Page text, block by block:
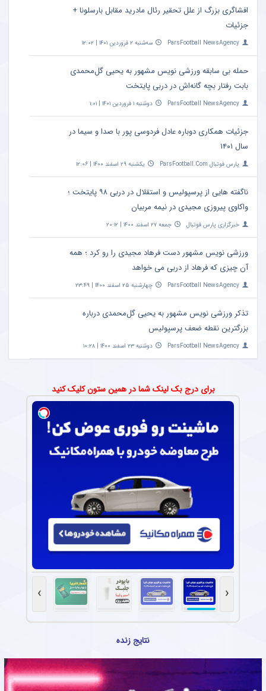
افشاگری بزرگ از علل تحقیر رئال مادرید مقابل بارسلونا +
جزئیات
ParsFootball NewsAgency سه‌شنبه ۲ فروردین ۱۴۰۱ | ۱۲:۰۲
حمله بی سابقه ورزشی نویس مشهور به یحیی گل‌محمدی
بابت رفتار بچه گانه‌اش در دربی پایتخت
ParsFootball NewsAgency دوشنبه ۱ فروردین ۱۴۰۱ | ۱:۰۱
جزئیات همکاری دوباره عادل فردوسی‌ پور با صدا و سیما در
سال ۱۴۰۱
پارس فوتبال ParsFootball.Com یکشنبه ۲۹ اسفند ۱۴۰۰ | ۱۲:۰۶
ناگفته هایی از پرسپولیس و استقلال در دربی ۹۸ پایتخت ؛
واکاوی پیروزی مجیدی در نیمه مربیان
خبرگزاری پارس فوتبال جمعه ۲۷ اسفند ۱۴۰۰ | ۲۰:۱۲
ورزشی نویس مشهور دست فرهاد مجیدی را رو کرد ؛ همه
آن چیزی که فرهاد از دربی می خواهد
ParsFootball NewsAgency چهارشنبه ۲۵ اسفند ۱۴۰۰ | ۲۳:۴۹
تذکر ورزشی نویس مشهور به یحیی گل‌محمدی درباره
بزرگترین نقطه ضعف پرسپولیس
ParsFootball NewsAgency دوشنبه ۲۳ اسفند ۱۴۰۰ | ۱۰:۲۸
برای درج بک لینک شما در همین ستون کلیک کنید
‹
›
نتایج زنده